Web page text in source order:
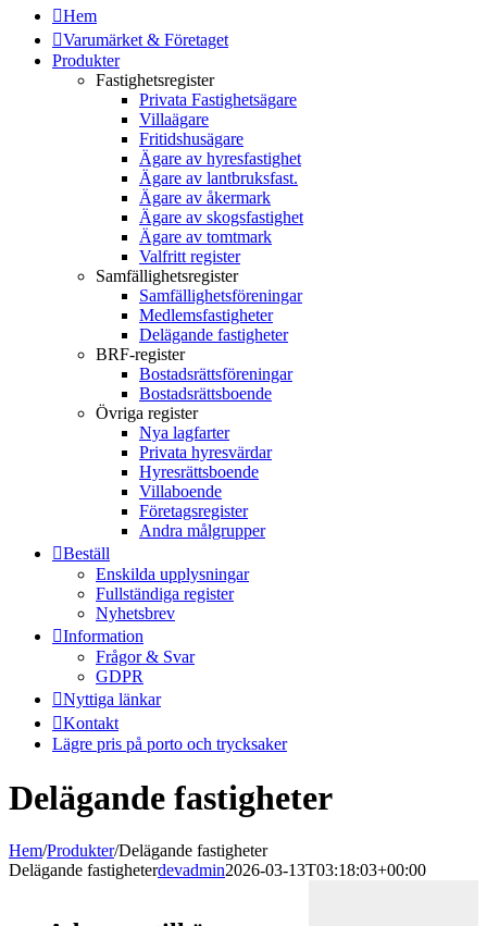
Hem
Varumärket & Företaget
Produkter
Fastighetsregister
Privata Fastighetsägare
Villaägare
Fritidshusägare
Ägare av hyresfastighet
Ägare av lantbruksfast.
Ägare av åkermark
Ägare av skogsfastighet
Ägare av tomtmark
Valfritt register
Samfällighetsregister
Samfällighetsföreningar
Medlemsfastigheter
Delägande fastigheter
BRF-register
Bostadsrättsföreningar
Bostadsrättsboende
Övriga register
Nya lagfarter
Privata hyresvärdar
Hyresrättsboende
Villaboende
Företagsregister
Andra målgrupper
Beställ
Enskilda upplysningar
Fullständiga register
Nyhetsbrev
Information
Frågor & Svar
GDPR
Nyttiga länkar
Kontakt
Lägre pris på porto och trycksaker
Delägande fastigheter
Hem/Produkter/Delägande fastigheter
Delägande fastigheterdevadmin2026-03-13T03:18:03+00:00